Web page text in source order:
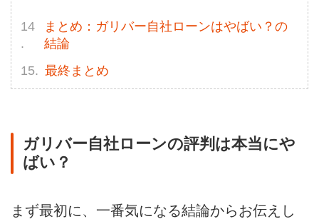
まとめ：ガリバー自社ローンはやばい？の
結論
最終まとめ
ガリバー自社ローンの評判は本当にや
ばい？
まず最初に、一番気になる結論からお伝えし